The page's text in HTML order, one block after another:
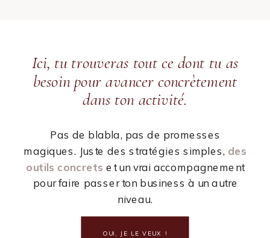
Ici, tu trouveras tout ce dont tu as
besoin pour avancer concrètement
dans ton activité.
Pas de blabla, pas de promesses
magiques. Juste des stratégies simples, des
outils concrets et un vrai accompagnement
pour faire passer ton business à un autre
niveau.
OUI, JE LE VEUX !